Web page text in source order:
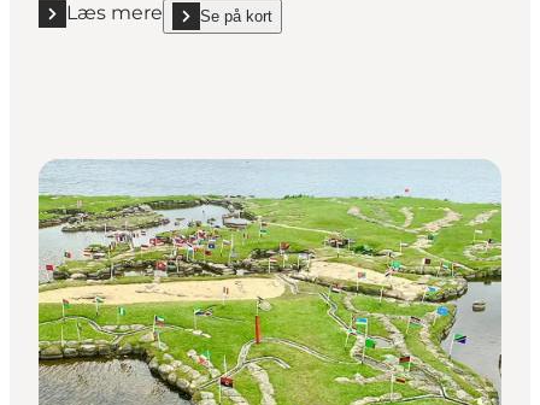
Læs mere
Læs mere "Dyrehøj Vingård – Vinsmagning og
Se på kort
show Dyrehøj Vingård – Vinsmagning og Gårdbutik